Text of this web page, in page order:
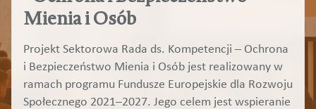
Mienia i Osób
Projekt Sektorowa Rada ds. Kompetencji – Ochrona
i Bezpieczeństwo Mienia i Osób jest realizowany w
ramach programu Fundusze Europejskie dla Rozwoju
Społecznego 2021–2027. Jego celem jest wspieranie